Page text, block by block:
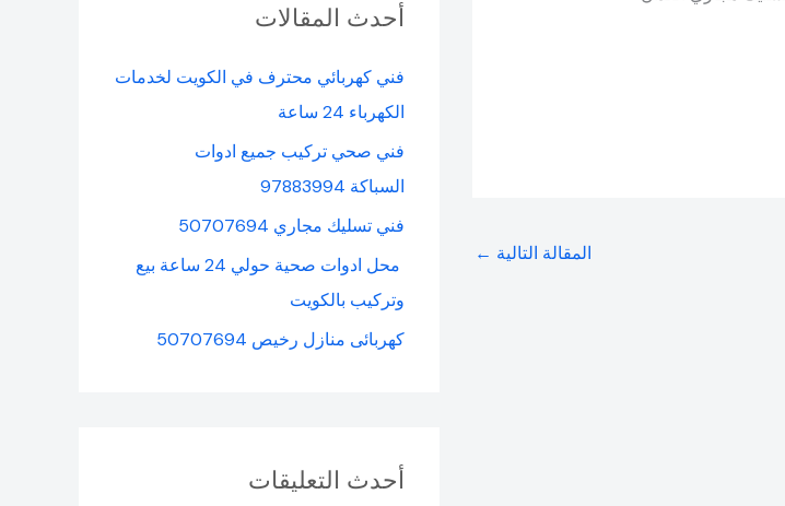
المقالة التالية ←
ث
ن
:
أحدث المقالات
فني كهربائي محترف في الكويت لخدمات
الكهرباء 24 ساعة
فني صحي تركيب جميع ادوات
السباكة 97883994
فني تسليك مجاري 50707694
محل ادوات صحية حولي 24 ساعة بيع
وتركيب بالكويت
كهربائى منازل رخيص 50707694
أحدث التعليقات